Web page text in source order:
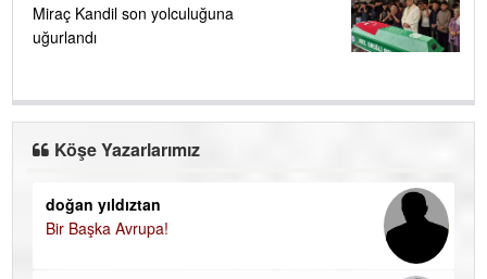
Miraç Kandil son yolculuğuna
uğurlandı
Köşe Yazarlarımız
doğan yıldıztan
Bir Başka Avrupa!